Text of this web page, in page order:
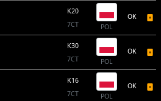
K20
7CT
POL
OK
K30
7CT
POL
OK
K16
7CT
POL
OK